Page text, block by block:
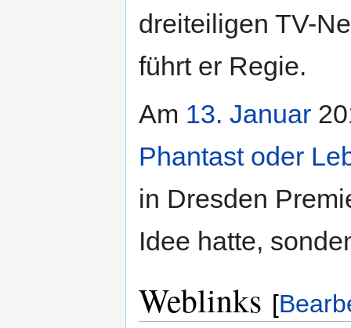
dreiteiligen TV-
führt er Regie.
Am 13. Januar
Phantast oder
in Dresden
Idee hatte,
Weblinks [